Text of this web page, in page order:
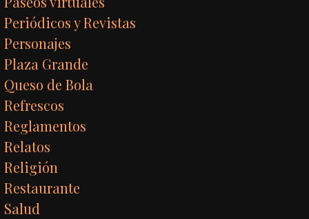
Periódicos y Revistas
Personajes
Plaza Grande
Queso de Bola
Refrescos
Reglamentos
Relatos
Religión
Restaurante
Salud